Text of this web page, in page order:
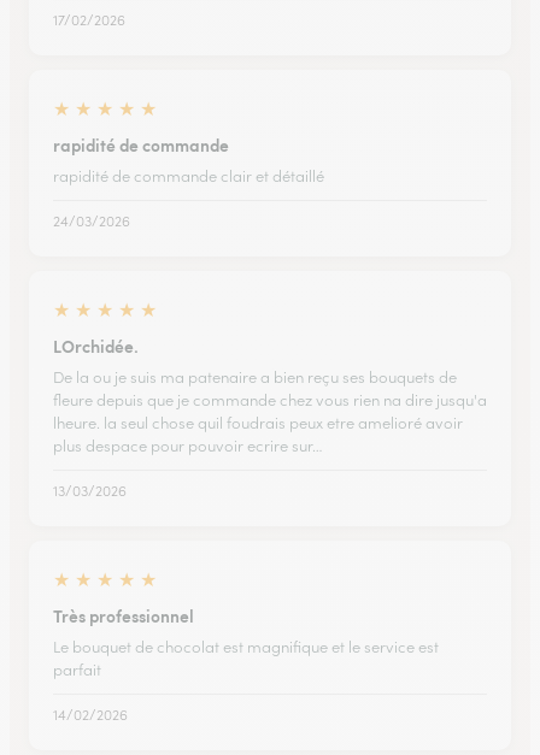
17/02/2026
★ ★ ★ ★ ★
rapidité de commande
rapidité de commande clair et détaillé
24/03/2026
★ ★ ★ ★ ★
LOrchidée.
De la ou je suis ma patenaire a bien reçu ses bouquets de
fleure depuis que je commande chez vous rien na dire jusqu'a
lheure. la seul chose quil foudrais peux etre amelioré avoir
plus despace pour pouvoir ecrire sur…
13/03/2026
★ ★ ★ ★ ★
Très professionnel
Le bouquet de chocolat est magnifique et le service est
parfait
14/02/2026